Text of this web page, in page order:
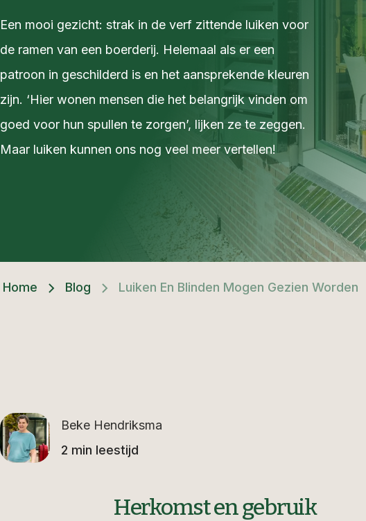
Een mooi gezicht: strak in de verf zittende luiken voor
de ramen van een boerderij. Helemaal als er een
patroon in geschilderd is en het aansprekende kleuren
zijn. ‘Hier wonen mensen die het belangrijk vinden om
goed voor hun spullen te zorgen’, lijken ze te zeggen.
Maar luiken kunnen ons nog veel meer vertellen!
Home Blog Luiken En Blinden Mogen Gezien Worden
Beke Hendriksma
2 min leestijd
Herkomst en gebruik